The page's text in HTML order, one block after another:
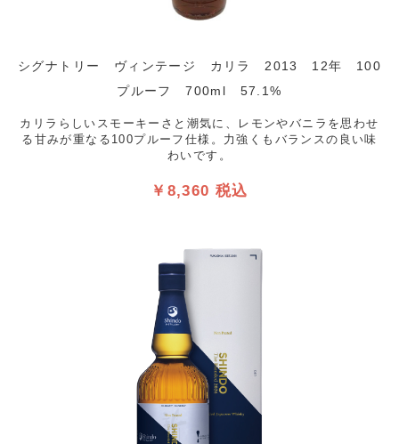
シグナトリー ヴィンテージ カリラ 2013 12年 100
プルーフ 700ml 57.1%
カリラらしいスモーキーさと潮気に、レモンやバニラを思わせ
る甘みが重なる100プルーフ仕様。力強くもバランスの良い味
わいです。
￥8,360 税込